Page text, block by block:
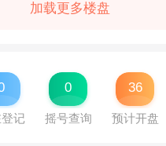
加载更多楼盘
记
0
摇号查询
36
预计开盘